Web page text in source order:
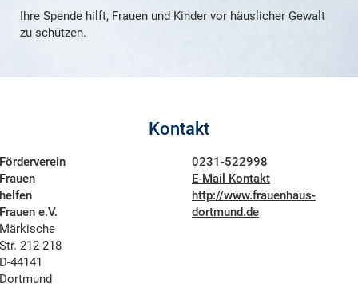
Ihre Spende hilft, Frauen und Kinder vor häuslicher Gewalt
zu schützen.
Kontakt
Förderverein
Frauen
helfen
Frauen e.V.
Märkische
Str. 212-218
D-44141
Dortmund
0231-522998
E-Mail Kontakt
http://www.frauenhaus-
dortmund.de